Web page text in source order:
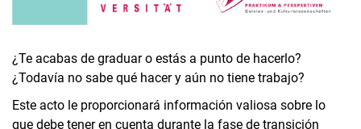
¿Te acabas de graduar o estás a punto de hacerlo?
¿Todavía no sabe qué hacer y aún no tiene trabajo?
Este acto le proporcionará información valiosa sobre lo
que debe tener en cuenta durante la fase de transición